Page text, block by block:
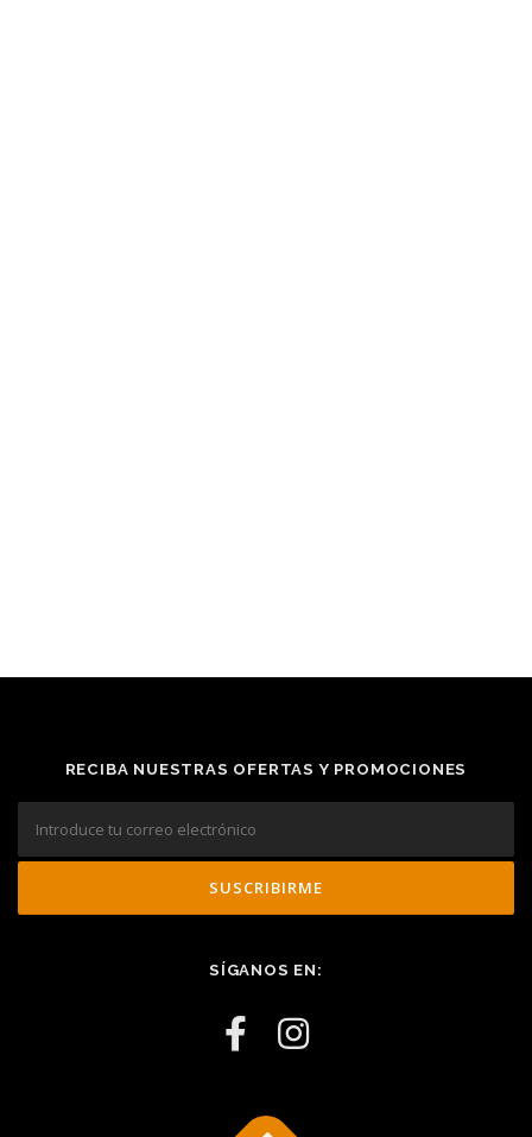
RECIBA NUESTRAS OFERTAS Y PROMOCIONES
SÍGANOS EN: